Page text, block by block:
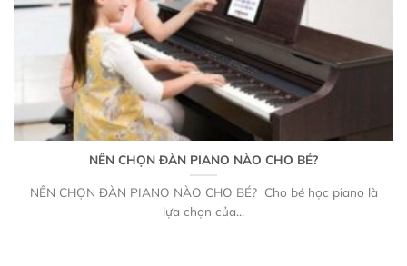
NÊN CHỌN ĐÀN PIANO NÀO CHO BÉ?
NÊN CHỌN ĐÀN PIANO NÀO CHO BÉ? Cho bé học piano là
lựa chọn của...